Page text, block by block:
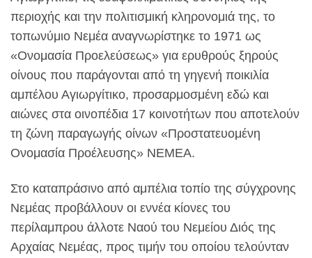
περιοχής και την πολιτισμική κληρονομιά της, το
τοπωνύμιο Νεμέα αναγνωρίστηκε το 1971 ως
«Ονομασία Προελεύσεως» για ερυθρούς ξηρούς
οίνους που παράγονται από τη γηγενή ποικιλία
αμπέλου Αγιωργίτικο, προσαρμοσμένη εδώ και
αιώνες στα οινοπέδια 17 κοινοτήτων που αποτελούν
τη ζώνη παραγωγής οίνων «Προστατευομένη
Ονομασία Προέλευσης» ΝΕΜΕΑ.
Στο καταπράσινο από αμπέλια τοπίο της σύγχρονης
Νεμέας προβάλλουν οι εννέα κίονες του
περίλαμπρου άλλοτε Ναού του Νεμείου Διός της
Αρχαίας Νεμέας, προς τιμήν του οποίου τελούνταν